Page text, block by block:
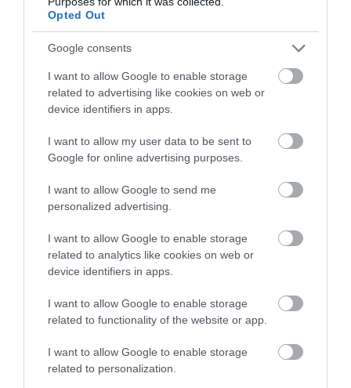
Opted Out
Google consents
I want to allow Google to enable storage
related to advertising like cookies on web or
device identifiers in apps.
I want to allow my user data to be sent to
Google for online advertising purposes.
I want to allow Google to send me
personalized advertising.
I want to allow Google to enable storage
related to analytics like cookies on web or
device identifiers in apps.
I want to allow Google to enable storage
related to functionality of the website or app.
I want to allow Google to enable storage
related to personalization.
Hibrid sivatagi szörnyeteg: Camal Ramusa
Kémfotó a Volkswagen első olcsó
modelljéről!
Turbinás hibrid a Pininfarinától